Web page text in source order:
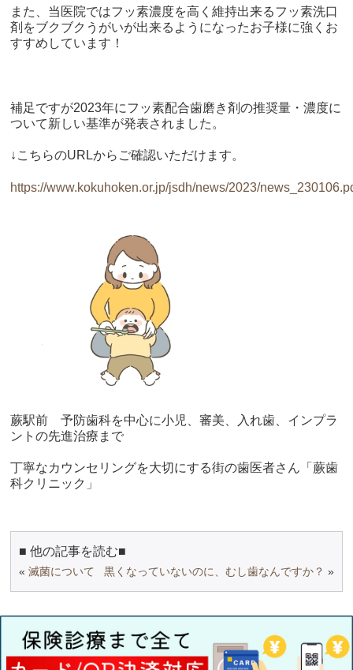
また、当医院ではフッ素濃度を高く維持出来るフッ素洗口
剤をブクブクうがいが出来るようになったお子様に強くお
すすめしています！
補足ですが2023年にフッ素配合歯磨き剤の推奨量・濃度に
ついて新しい基準が発表されました。
↓こちらのURLからご確認いただけます。
https://www.kokuhoken.or.jp/jsdh/news/2023/
蕨駅前 予防歯科を中心に小児、審美、入れ歯、インプラ
ントの先進治療まで
丁寧なカウンセリングを大切にする街の歯医者さん「蕨歯
科クリニック」
■ 他の記事を読む■
«滅菌について 黒くなっていないのに、むし歯なんですか？ »